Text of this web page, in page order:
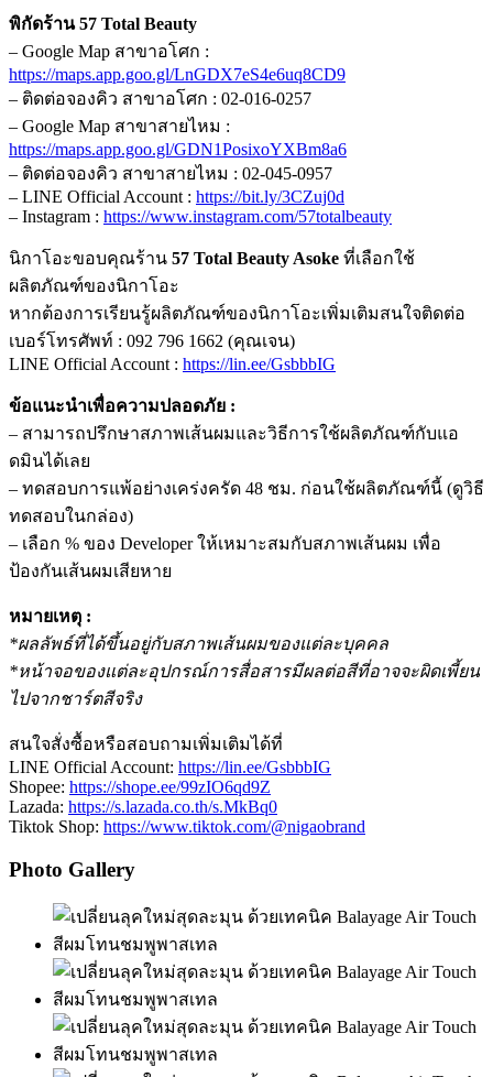
พิกัดร้าน 57 Total Beauty
– Google Map สาขาอโศก :
https://maps.app.goo.gl/LnGDX7eS4e6uq8CD9
– ติดต่อจองคิว สาขาอโศก : 02-016-0257
– Google Map สาขาสายไหม :
https://maps.app.goo.gl/GDN1PosixoYXBm8a6
– ติดต่อจองคิว สาขาสายไหม : 02-045-0957
– LINE Official Account : https://bit.ly/3CZuj0d
– Instagram : https://www.instagram.com/57totalbeauty
นิกาโอะขอบคุณร้าน 57 Total Beauty Asoke ที่เลือกใช้
ผลิตภัณฑ์ของนิกาโอะ
หากต้องการเรียนรู้ผลิตภัณฑ์ของนิกาโอะเพิ่มเติมสนใจติดต่อ
เบอร์โทรศัพท์ : 092 796 1662 (คุณเจน)
LINE Official Account : https://lin.ee/GsbbbIG
ข้อแนะนำเพื่อความปลอดภัย :
– สามารถปรึกษาสภาพเส้นผมและวิธีการใช้ผลิตภัณฑ์กับแอ
ดมินได้เลย
– ทดสอบการแพ้อย่างเคร่งครัด 48 ชม. ก่อนใช้ผลิตภัณฑ์นี้ (ดูวิธี
ทดสอบในกล่อง)
– เลือก % ของ Developer ให้เหมาะสมกับสภาพเส้นผม เพื่อ
ป้องกันเส้นผมเสียหาย
หมายเหตุ :
*ผลลัพธ์ที่ได้ขึ้นอยู่กับสภาพเส้นผมของแต่ละบุคคล
*หน้าจอของแต่ละอุปกรณ์การสื่อสารมีผลต่อสีที่อาจจะผิดเพี้ยน
ไปจากชาร์ตสีจริง
สนใจสั่งซื้อหรือสอบถามเพิ่มเติมได้ที่
LINE Official Account: https://lin.ee/GsbbbIG
Shopee: https://shope.ee/99zIO6qd9Z
Lazada: https://s.lazada.co.th/s.MkBq0
Tiktok Shop: https://www.tiktok.com/@nigaobrand
Photo Gallery